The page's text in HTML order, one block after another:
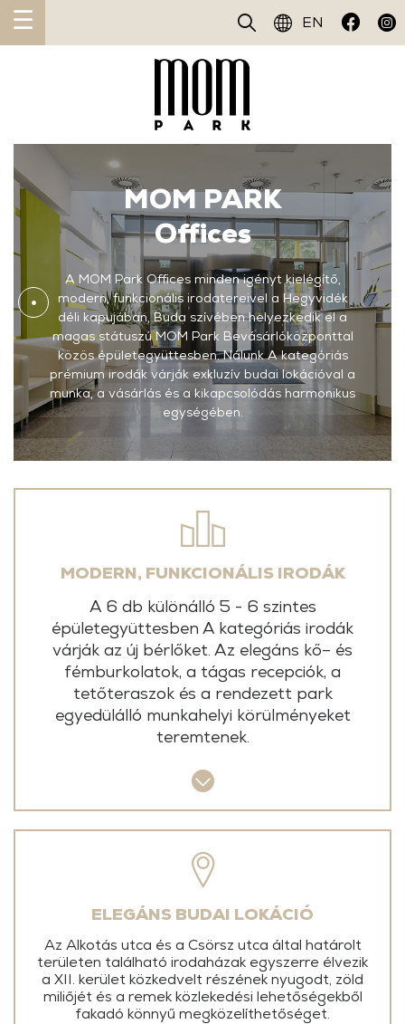
EN
☰
MOM PARK
Offices
A MOM Park Offices minden igényt kielégítő,
modern, funkcionális irodatereivel a Hegyvidék
déli kapujában, Buda szívében helyezkedik el a
magas státuszú MOM Park Bevásárlóközponttal
közös épületegyüttesben.Nálunk A kategóriás
prémium irodák várják exkluzív budai lokációval a
munka, a vásárlás és a kikapcsolódás harmonikus
egységében.
MODERN, FUNKCIONÁLIS IRODÁK
A 6 db különálló 5 - 6 szintes
épületegyüttesben A kategóriás irodák
várják az új bérlőket. Az elegáns kő– és
fémburkolatok, a tágas recepciók, a
tetőteraszok és a rendezett park
egyedülálló munkahelyi körülményeket
teremtenek.
ELEGÁNS BUDAI LOKÁCIÓ
Az Alkotás utca és a Csörsz utca által határolt
területen található irodaházak egyszerre élvezik
a XII. kerület közkedvelt részének nyugodt, zöld
miliőjétés a remek közlekedési lehetőségekből
fakadó könnyű megközelíthetőséget.